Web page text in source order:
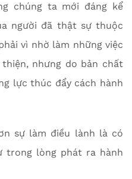
chúng ta mới đáng kể
người đã thật sự thuộc
vì nhờ làm những việc
nhưng do bản chất
lực thúc đẩy cách hành
sự làm điều lành là có
lòng phát ra hành